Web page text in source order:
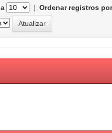
| Ordenar registros por